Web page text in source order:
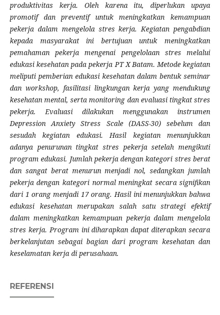
produktivitas kerja. Oleh karena itu, diperlukan upaya
promotif dan preventif untuk meningkatkan kemampuan
pekerja dalam mengelola stres kerja. Kegiatan pengabdian
kepada masyarakat ini bertujuan untuk meningkatkan
pemahaman pekerja mengenai pengelolaan stres melalui
edukasi kesehatan pada pekerja PT X Batam. Metode kegiatan
meliputi pemberian edukasi kesehatan dalam bentuk seminar
dan workshop, fasilitasi lingkungan kerja yang mendukung
kesehatan mental, serta monitoring dan evaluasi tingkat stres
pekerja. Evaluasi dilakukan menggunakan instrumen
Depression Anxiety Stress Scale (DASS-30) sebelum dan
sesudah kegiatan edukasi. Hasil kegiatan menunjukkan
adanya penurunan tingkat stres pekerja setelah mengikuti
program edukasi. Jumlah pekerja dengan kategori stres berat
dan sangat berat menurun menjadi nol, sedangkan jumlah
pekerja dengan kategori normal meningkat secara signifikan
dari 1 orang menjadi 17 orang. Hasil ini menunjukkan bahwa
edukasi kesehatan merupakan salah satu strategi efektif
dalam meningkatkan kemampuan pekerja dalam mengelola
stres kerja. Program ini diharapkan dapat diterapkan secara
berkelanjutan sebagai bagian dari program kesehatan dan
keselamatan kerja di perusahaan.
REFERENSI